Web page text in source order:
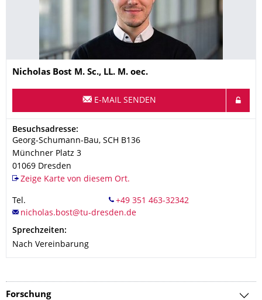
Name
Nicholas Bost M. Sc., LL. M. oec.
E-MAIL SENDEN
Adresse
Besuchsadresse:
Georg-Schumann-Bau, SCH B136
Münchner Platz 3
01069 Dresden
Zeige Karte von diesem Ort.
Tel.
Sprechzeiten:
Nach Vereinbarung
Forschung